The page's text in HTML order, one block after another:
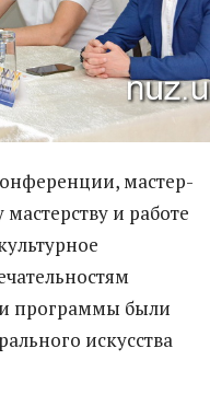
мастер-
и работе
программы были
искусства